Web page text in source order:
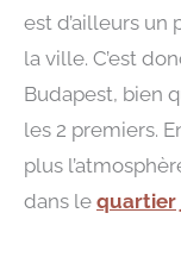
est d’ailleurs
la ville. C’est
Budapest, bien
les 2 premiers.
plus
dans le quartier